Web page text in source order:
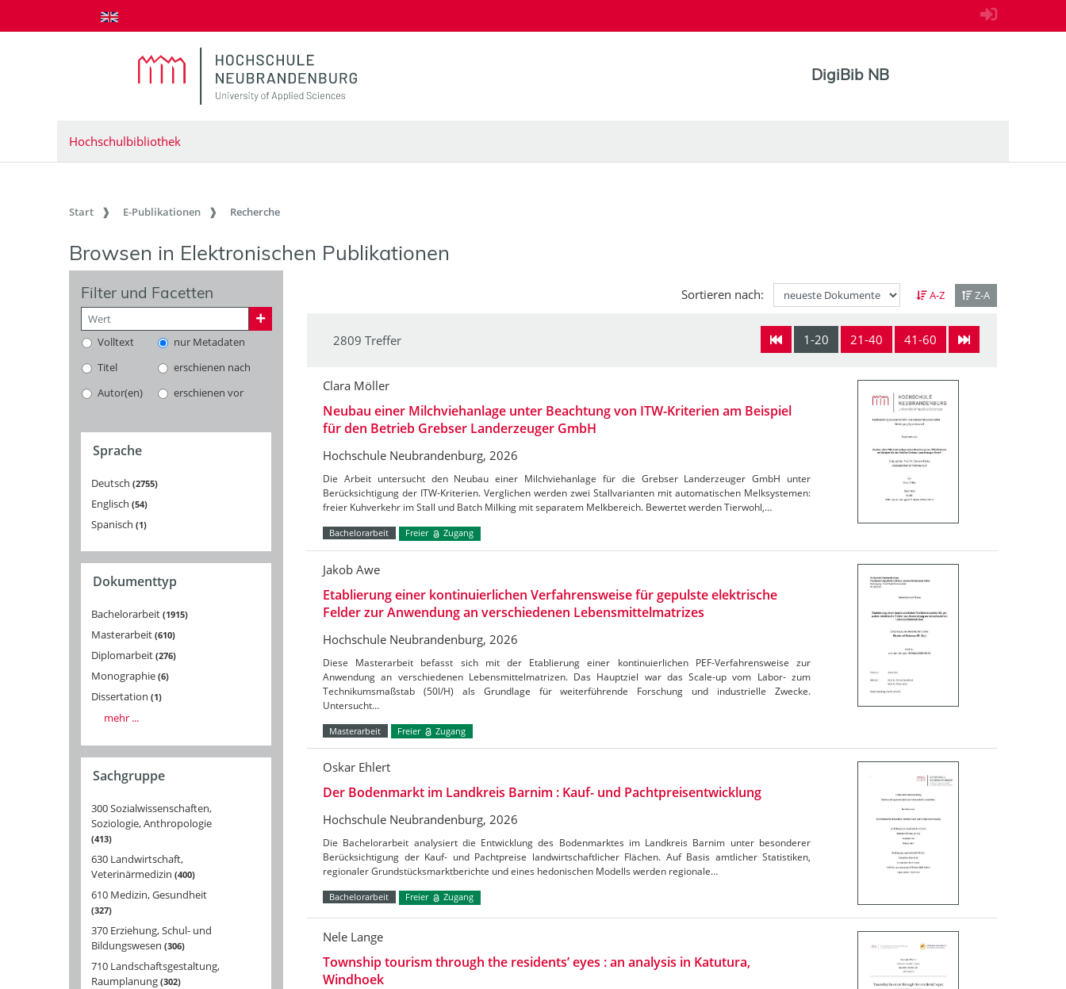
zum Inhalt springen
DigiBib NB
Hochschulbibliothek
Start E-Publikationen Recherche
Browsen in Elektronischen Publikationen
Filter und Facetten
Volltext
nur Metadaten
Titel
erschienen nach
Autor(en)
erschienen vor
Sprache
Deutsch 2755
Englisch 54
Spanisch 1
Dokumenttyp
Bachelorarbeit 1915
Masterarbeit 610
Diplomarbeit 276
Monographie 6
Dissertation 1
mehr ...
Sachgruppe
300 Sozialwissenschaften,
Soziologie, Anthropologie
413
630 Landwirtschaft,
Veterinärmedizin 400
610 Medizin, Gesundheit
327
370 Erziehung, Schul- und
Bildungswesen 306
710 Landschaftsgestaltung,
Raumplanung 302
Sortieren nach: A-Z Z-A
1-20 21-40 41-60
2809 Treffer
Clara Möller
Neubau einer Milchviehanlage unter Beachtung von ITW-Kriterien am Beispiel
für den Betrieb Grebser Landerzeuger GmbH
Hochschule Neubrandenburg, 2026
Die Arbeit untersucht den Neubau einer Milchviehanlage für die Grebser Landerzeuger GmbH unter
Berücksichtigung der ITW-Kriterien. Verglichen werden zwei Stallvarianten mit automatischen Melksystemen:
freier Kuhverkehr im Stall und Batch Milking mit separatem Melkbereich. Bewertet werden Tierwohl,…
Bachelorarbeit Freier Zugang
Jakob Awe
Etablierung einer kontinuierlichen Verfahrensweise für gepulste elektrische
Felder zur Anwendung an verschiedenen Lebensmittelmatrizes
Hochschule Neubrandenburg, 2026
Diese Masterarbeit befasst sich mit der Etablierung einer kontinuierlichen PEF-Verfahrensweise zur
Anwendung an verschiedenen Lebensmittelmatrizen. Das Hauptziel war das Scale-up vom Labor- zum
Technikumsmaßstab (50l/H) als Grundlage für weiterführende Forschung und industrielle Zwecke.
Untersucht…
Masterarbeit Freier Zugang
Oskar Ehlert
Der Bodenmarkt im Landkreis Barnim : Kauf- und Pachtpreisentwicklung
Hochschule Neubrandenburg, 2026
Die Bachelorarbeit analysiert die Entwicklung des Bodenmarktes im Landkreis Barnim unter besonderer
Berücksichtigung der Kauf- und Pachtpreise landwirtschaftlicher Flächen. Auf Basis amtlicher Statistiken,
regionaler Grundstücksmarktberichte und eines hedonischen Modells werden regionale…
Bachelorarbeit Freier Zugang
Nele Lange
Township tourism through the residents’ eyes : an analysis in Katutura,
Windhoek